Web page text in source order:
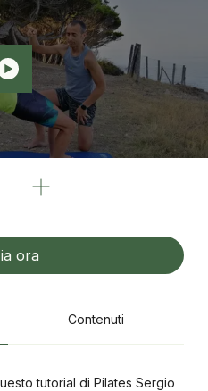
ora
Contenuti
tutorial di Pilates Sergio